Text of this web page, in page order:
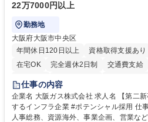
22万7000円以上
勤務地
大阪府大阪市中央区
年間休日120日以上
資格取得支援あり
在宅OK
完全週休2日制 交通費支給
服装自由
第二新卒歓迎
仕事の内容
企業名 大阪ガス株式会社 求人名 【第二新卒】事務系総合職 #関西を代表
するインフラ企業 #ポテンシャル採用 仕事の内容 事務系総合職として、
人事総務、資源海外、事業企画、営業な